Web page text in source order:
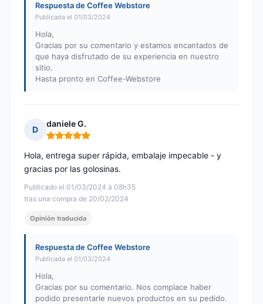
Respuesta de Coffee Webstore
Publicada el 01/03/2024
Hola,
Gracias por su comentario y estamos encantados de
que haya disfrutado de su experiencia en nuestro
sitio.
Hasta pronto en Coffee-Webstore
D
daniele G.
Nota: 5 de 5
Publicado el 01/03/2024 à 08h35
tras una compra de 20/02/2024
Hola, entrega super rápida, embalaje impecable - y
gracias por las golosinas.
Opinión traducida
Respuesta de Coffee Webstore
Publicada el 01/03/2024
Hola,
Gracias por su comentario. Nos complace haber
podido presentarle nuevos productos en su pedido.